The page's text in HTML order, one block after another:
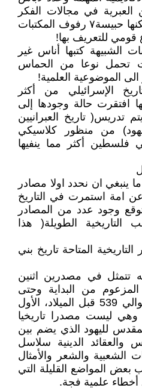
في مجالات الفكر
والأدب والسياسة وغيرها ولكنها حبيسة٧ رفوف المكتبات
قومي للتعريف بها!
الشبيهة كتبها أناس غير
تحمل نوعا من الحماس
الى الموضوعية العلمية!
الإسرائيلي من أكثر
افتقرت حالة وجودها إلى
تدريس( تاريخ العبرانيين
من منظور كلاسيكي
فلسطين أكثر مما ينفيها
ينبغي ان نحدد اولا مصادر
امة استمرت في التاريخ
عن 2000 سنة نتوقع وجود عدد من المصادر
التاريخية الطويلة( هذا
المتاحة تاريخ بني
تتمثل في مصدرين اثنين
المزعوم من البداية وحتى
العودة من السبي البابلي حوالي 539 قبل الميلاد، الأول
وهي ليست مصدرا تاريخيا
لليهود الذي يضم بين
والعقائد الدينية سلاسل
الشعبية والشعر والأمثال
بعض المواضع القليلة التي
أخطاء علمية فجة.